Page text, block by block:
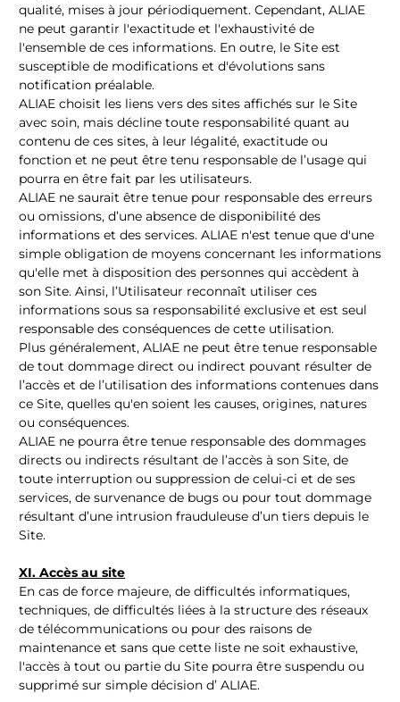
qualité, mises à jour périodiquement. Cependant, ALIAE
ne peut garantir l'exactitude et l'exhaustivité de
l'ensemble de ces informations. En outre, le Site est
susceptible de modifications et d'évolutions sans
notification préalable.
ALIAE choisit les liens vers des sites affichés sur le Site
avec soin, mais décline toute responsabilité quant au
contenu de ces sites, à leur légalité, exactitude ou
fonction et ne peut être tenu responsable de l’usage qui
pourra en être fait par les utilisateurs.
ALIAE ne saurait être tenue pour responsable des erreurs
ou omissions, d’une absence de disponibilité des
informations et des services. ALIAE n'est tenue que d'une
simple obligation de moyens concernant les informations
qu'elle met à disposition des personnes qui accèdent à
son Site. Ainsi, l’Utilisateur reconnaît utiliser ces
informations sous sa responsabilité exclusive et est seul
responsable des conséquences de cette utilisation.
Plus généralement, ALIAE ne peut être tenue responsable
de tout dommage direct ou indirect pouvant résulter de
l’accès et de l’utilisation des informations contenues dans
ce Site, quelles qu'en soient les causes, origines, natures
ou conséquences.
ALIAE ne pourra être tenue responsable des dommages
directs ou indirects résultant de l’accès à son Site, de
toute interruption ou suppression de celui-ci et de ses
services, de survenance de bugs ou pour tout dommage
résultant d’une intrusion frauduleuse d’un tiers depuis le
Site.
XI. Accès au site
En cas de force majeure, de difficultés informatiques,
techniques, de difficultés liées à la structure des réseaux
de télécommunications ou pour des raisons de
maintenance et sans que cette liste ne soit exhaustive,
l'accès à tout ou partie du Site pourra être suspendu ou
supprimé sur simple décision d’ ALIAE.